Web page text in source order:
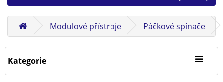
Modulové přístroje Páčkové spínače
Kategorie